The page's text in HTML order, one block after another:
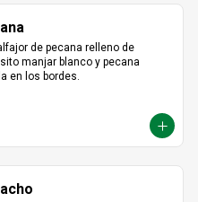
de pecana relleno de
manjar blanco y pecana
en los bordes.